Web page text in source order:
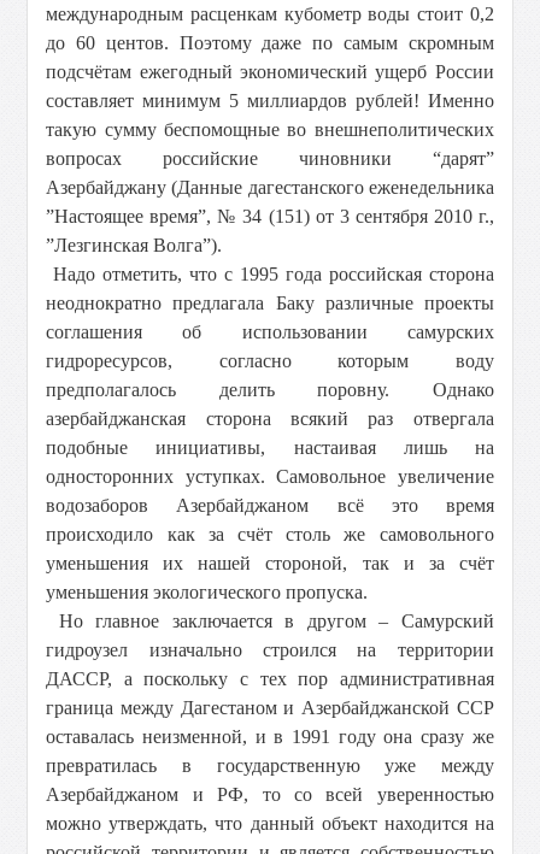
международным расценкам кубометр воды стоит 0,2
до 60 центов. Поэтому даже по самым скромным
подсчётам ежегодный экономический ущерб России
составляет минимум 5 миллиардов рублей! Именно
такую сумму беспомощные во внешнеполитических
вопросах российские чиновники “дарят”
Азербайджану (Данные дагестанского еженедельника
”Настоящее время”, № 34 (151) от 3 сентября 2010 г.,
”Лезгинская Волга”).
Надо отметить, что с 1995 года российская сторона
неоднократно предлагала Баку различные проекты
соглашения об использовании самурских
гидроресурсов, согласно которым воду
предполагалось делить поровну. Однако
азербайджанская сторона всякий раз отвергала
подобные инициативы, настаивая лишь на
односторонних уступках. Самовольное увеличение
водозаборов Азербайджаном всё это время
происходило как за счёт столь же самовольного
уменьшения их нашей стороной, так и за счёт
уменьшения экологического пропуска.
Но главное заключается в другом – Самурский
гидроузел изначально строился на территории
ДАССР, а поскольку с тех пор административная
граница между Дагестаном и Азербайджанской ССР
оставалась неизменной, и в 1991 году она сразу же
превратилась в государственную уже между
Азербайджаном и РФ, то со всей уверенностью
можно утверждать, что данный объект находится на